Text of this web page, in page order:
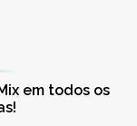
em todos os